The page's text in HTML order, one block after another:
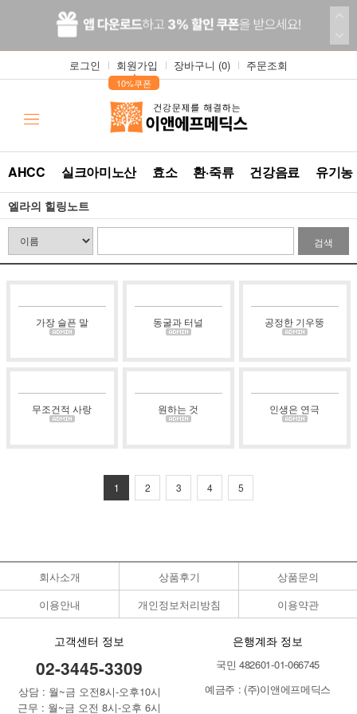
로그인 회원가입
▲
10%쿠폰
장바구니 (0) 주문조회
AHCC 실크아미노산 효소 환·죽류 건강음료 유기
엘라의 힐링노트
검색
가장 슬픈 말 동굴과 터널 공정한 기우뚱
무조건적 사랑 원하는 것 인생은 연극
1 2 3 4 5
회사소개 상품후기
상품문의
이용안내
개인정보처리방침 이용약관
고객센터 정보
02-3445-3309
상담 : 월~금 오전8시-오후10시
근무 : 월~금 오전 8시-오후 6시
은행계좌 정보
국민 482601-01-066745
예금주 : (주)이앤에프메딕스